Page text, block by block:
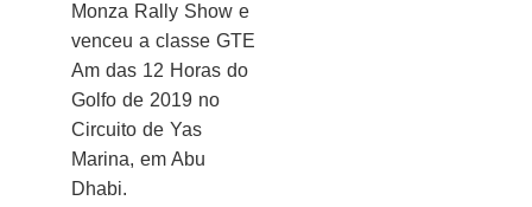
Monza Rally Show e
venceu a classe GTE
Am das 12 Horas do
Golfo de 2019 no
Circuito de Yas
Marina, em Abu
Dhabi.